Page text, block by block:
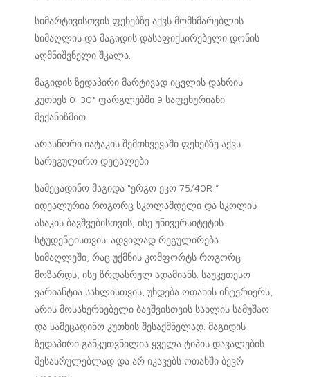
სიმარტივისთვის ფეხებზე აქვს მომხმარებლის
სიმაღლის და მაგიდის დასაფიქსირებელი დონის
აღმნიშვნელი შკალა.
მაგიდის ზედაპირი მარტივად იცვლის დახრის
კუთხეს 0-30° ფარგლებში 9 საფეხურიანი
მექანიზმით
არასწორი იატაკის შემთხვევაში ფეხებზე აქვს
სარეგულირო დეტალები
სამეცადინო მაგიდა “ერგო ეკო 75/40R ”
იდეალურია როგორც სკოლამდელი და სკოლის
ასაკის ბავშვებისთვის, ისე უნივერსიტეტის
სტუდენტისთვის. ადვილად რეგულირება
სიმაღლეში, რაც უქმნის კომფორტს როგორც
მოზარდს, ისე ზრდასრულ ადამიანს. საუკეთესო
ვარიანტია სახლისთვის, უხდება ოთახის ინტერიერს,
არის მოსახერხებელი ბავშვისთვის სახლის სამუშაო
და სამეცადინო კუთხის შესაქმნელად. მაგიდის
ზედაპირი განკუთვნილია ყველა ტიპის დავალების
შესასრულებლად და არ იკავებს ოთახში ბევრ